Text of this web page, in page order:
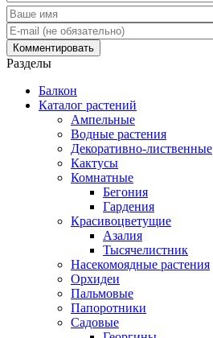
Разделы
Балкон
Каталог растений
Ампельные
Водные растения
Декоративно-лиственные
Кактусы
Комнатные
Бегония
Гардения
Красивоцветущие
Азалия
Тысячелистник
Насекомоядные растения
Орхидеи
Пальмовые
Папоротники
Садовые